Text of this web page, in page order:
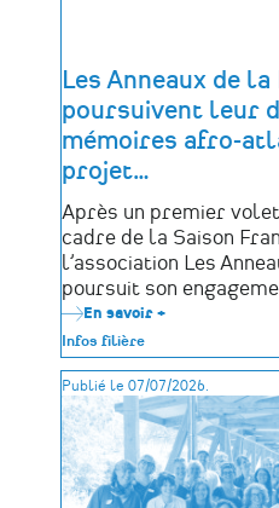
Les Anneaux de
poursuivent leur
mémoires afro-
projet…
Après un premier
cadre de la Saison
l’association Les
poursuit son
En savoir +
de
la
Mémoire
poursuivent
leur
dialogue
autour
des
Infos filière
Publié le 07/07/2026.